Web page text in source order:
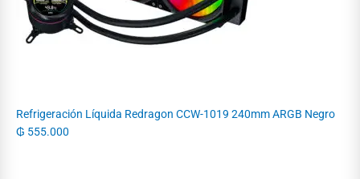
Refrigeración Líquida Redragon CCW-1019 240mm ARGB Negro
₲ 555.000